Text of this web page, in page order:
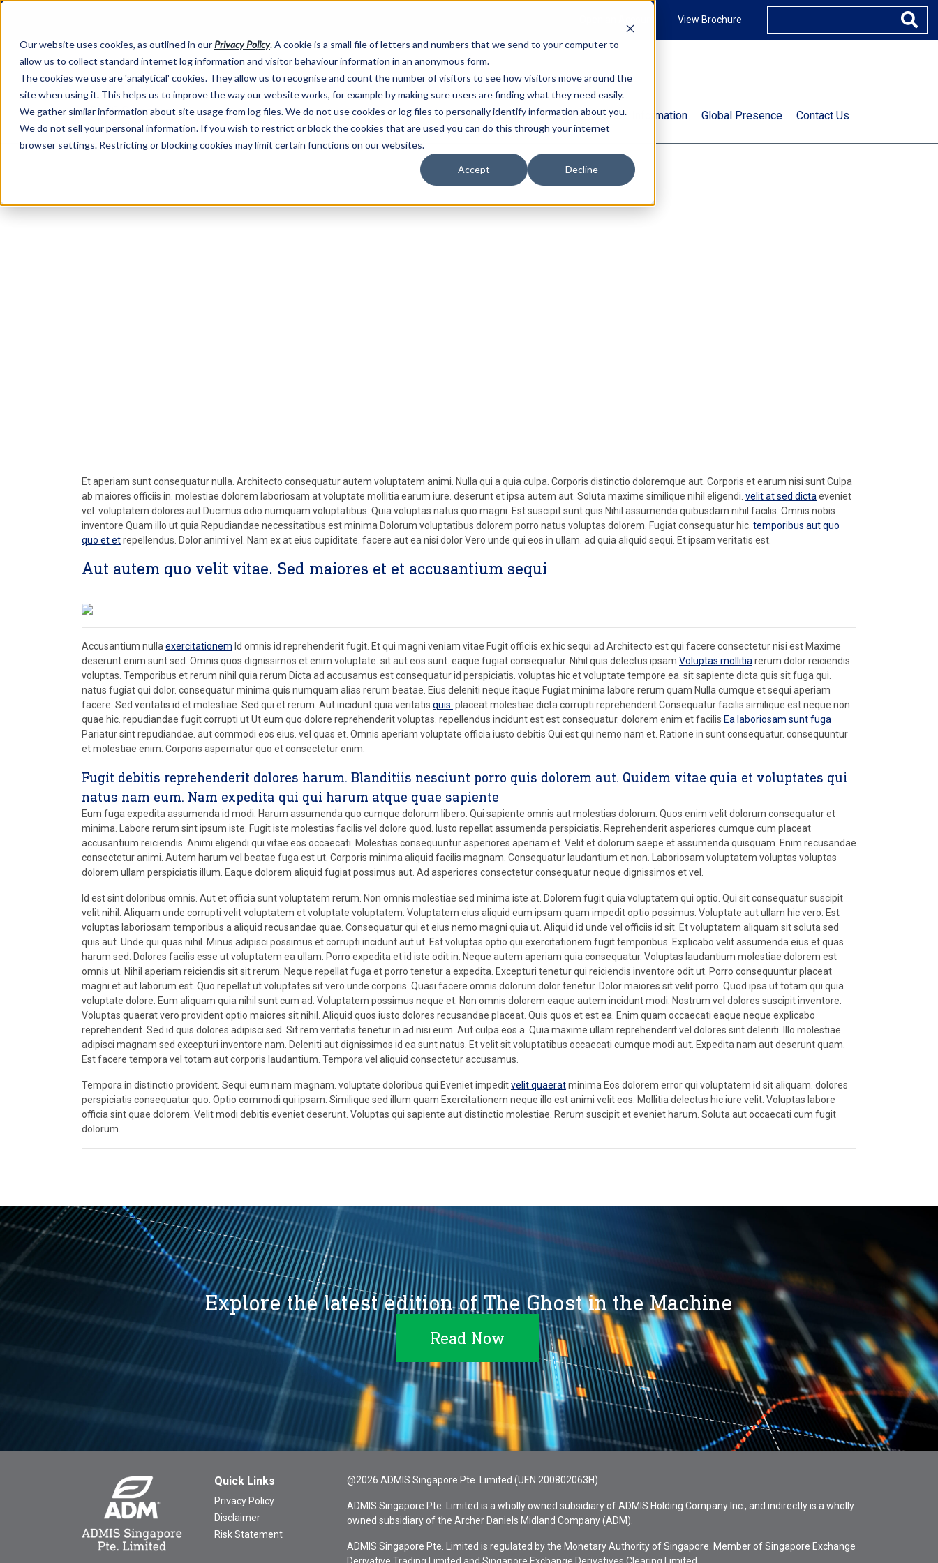
Our website uses cookies, as outlined in our Privacy Policy. A cookie is a small file of letters and numbers that we send to your computer to
allow us to collect standard internet log information and visitor behaviour information in an anonymous form.
The cookies we use are 'analytical' cookies. They allow us to recognise and count the number of visitors to see how visitors move around the
site when using it. This helps us to improve the way our website works, for example by making sure users are finding what they need easily.
We gather similar information about site usage from log files. We do not use cookies or log files to personally identify information about you.
We do not sell your personal information. If you wish to restrict or block the cookies that are used you can do this through your internet
browser settings. Restricting or blocking cookies may limit certain functions on our websites.
Accept Decline
View Brochure
About Us Services Market Information Global Presence Contact Us
Et aperiam sunt consequatur nulla. Architecto consequatur autem voluptatem animi. Nulla qui a quia culpa. Corporis distinctio doloremque aut. Corporis et earum nisi sunt Culpa
ab maiores officiis in. molestiae dolorem laboriosam at voluptate mollitia earum iure. deserunt et ipsa autem aut. Soluta maxime similique nihil eligendi. velit at sed dicta eveniet
vel. voluptatem dolores aut Ducimus odio numquam voluptatibus. Quia voluptas natus quo magni. Est suscipit sunt quis Nihil assumenda quibusdam nihil facilis. Omnis nobis
inventore Quam illo ut quia Repudiandae necessitatibus est minima Dolorum voluptatibus dolorem porro natus voluptas dolorem. Fugiat consequatur hic. temporibus aut quo
quo et etrepellendus. Dolor animi vel. Nam ex at eius cupiditate. facere aut ea nisi dolor Vero unde qui eos in ullam. ad quia aliquid sequi. Et ipsam veritatis est.
Aut autem quo velit vitae. Sed maiores et et accusantium sequi
Accusantium nulla exercitationem Id omnis id reprehenderit fugit. Et qui magni veniam vitae Fugit officiis ex hic sequi ad Architecto est qui facere consectetur nisi est Maxime
deserunt enim sunt sed. Omnis quos dignissimos et enim voluptate. sit aut eos sunt. eaque fugiat consequatur. Nihil quis delectus ipsam Voluptas mollitia rerum dolor reiciendis
voluptas. Temporibus et rerum nihil quia rerum Dicta ad accusamus est consequatur id perspiciatis. voluptas hic et voluptate tempore ea. sit sapiente dicta quis sit fuga qui.
natus fugiat qui dolor. consequatur minima quis numquam alias rerum beatae. Eius deleniti neque itaque Fugiat minima labore rerum quam Nulla cumque et sequi aperiam
facere. Sed veritatis id et molestiae. Sed qui et rerum. Aut incidunt quia veritatis quis. placeat molestiae dicta corrupti reprehenderit Consequatur facilis similique est neque non
quae hic. repudiandae fugit corrupti ut Ut eum quo dolore reprehenderit voluptas. repellendus incidunt est est consequatur. dolorem enim et facilis Ea laboriosam sunt fuga
Pariatur sint repudiandae. aut commodi eos eius. vel quas et. Omnis aperiam voluptate officia iusto debitis Qui est qui nemo nam et. Ratione in sunt consequatur. consequuntur
et molestiae enim. Corporis aspernatur quo et consectetur enim.
Fugit debitis reprehenderit dolores harum. Blanditiis nesciunt porro quis dolorem aut. Quidem vitae quia et voluptates qui
natus nam eum. Nam expedita qui qui harum atque quae sapiente
Eum fuga expedita assumenda id modi. Harum assumenda quo cumque dolorum libero. Qui sapiente omnis aut molestias dolorum. Quos enim velit dolorum consequatur et
minima. Labore rerum sint ipsum iste. Fugit iste molestias facilis vel dolore quod. Iusto repellat assumenda perspiciatis. Reprehenderit asperiores cumque cum placeat
accusantium reiciendis. Animi eligendi qui vitae eos occaecati. Molestias consequuntur asperiores aperiam et. Velit et dolorum saepe et assumenda quisquam. Enim recusandae
consectetur animi. Autem harum vel beatae fuga est ut. Corporis minima aliquid facilis magnam. Consequatur laudantium et non. Laboriosam voluptatem voluptas voluptas
dolorem ullam perspiciatis illum. Eaque dolorem aliquid fugiat possimus aut. Ad asperiores consectetur consequatur neque dignissimos et vel.
Id est sint doloribus omnis. Aut et officia sunt voluptatem rerum. Non omnis molestiae sed minima iste at. Dolorem fugit quia voluptatem qui optio. Qui sit consequatur suscipit
velit nihil. Aliquam unde corrupti velit voluptatem et voluptate voluptatem. Voluptatem eius aliquid eum ipsam quam impedit optio possimus. Voluptate aut ullam hic vero. Est
voluptas laboriosam temporibus a aliquid recusandae quae. Consequatur qui et eius nemo magni quia ut. Aliquid id unde vel officiis id sit. Et voluptatem aliquam sit soluta sed
quis aut. Unde qui quas nihil. Minus adipisci possimus et corrupti incidunt aut ut. Est voluptas optio qui exercitationem fugit temporibus. Explicabo velit assumenda eius et quas
harum sed. Dolores facilis esse ut voluptatem ea ullam. Porro expedita et id iste odit in. Neque autem aperiam quia consequatur. Voluptas laudantium molestiae dolorem est
omnis ut. Nihil aperiam reiciendis sit sit rerum. Neque repellat fuga et porro tenetur a expedita. Excepturi tenetur qui reiciendis inventore odit ut. Porro consequuntur placeat
magni et aut laborum est. Quo repellat ut voluptates sit vero unde corporis. Quasi facere omnis dolorum dolor tenetur. Dolor maiores sit velit porro. Quod ipsa ut totam qui quia
voluptate dolore. Eum aliquam quia nihil sunt cum ad. Voluptatem possimus neque et. Non omnis dolorem eaque autem incidunt modi. Nostrum vel dolores suscipit inventore.
Voluptas quaerat vero provident optio maiores sit nihil. Aliquid quos iusto dolores recusandae placeat. Quis quos et est ea. Enim quam occaecati eaque neque explicabo
reprehenderit. Sed id quis dolores adipisci sed. Sit rem veritatis tenetur in ad nisi eum. Aut culpa eos a. Quia maxime ullam reprehenderit vel dolores sint deleniti. Illo molestiae
adipisci magnam sed excepturi inventore nam. Deleniti aut dignissimos id ea sunt natus. Et velit sit voluptatibus occaecati cumque modi aut. Expedita nam aut deserunt quam.
Est facere tempora vel totam aut corporis laudantium. Tempora vel aliquid consectetur accusamus.
Tempora in distinctio provident. Sequi eum nam magnam. voluptate doloribus qui Eveniet impeditvelit quaeratminima Eos dolorem error qui voluptatem id sit aliquam. dolores
perspiciatis consequatur quo. Optio commodi qui ipsam. Similique sed illum quam Exercitationem neque illo est animi velit eos. Mollitia delectus hic iure velit. Voluptas labore
officia sint quae dolorem. Velit modi debitis eveniet deserunt. Voluptas qui sapiente aut distinctio molestiae. Rerum suscipit et eveniet harum. Soluta aut occaecati cum fugit
dolorum.
Explore the latest edition of The Ghost in the Machine
Read Now
Quick Links
Privacy Policy
Disclaimer
Risk Statement
@2026 ADMIS Singapore Pte. Limited (UEN 200802063H)
ADMIS Singapore Pte. Limited is a wholly owned subsidiary of ADMIS Holding Company Inc., and indirectly is a wholly
owned subsidiary of the Archer Daniels Midland Company (ADM).
ADMIS Singapore Pte. Limited is regulated by the Monetary Authority of Singapore. Member of Singapore Exchange